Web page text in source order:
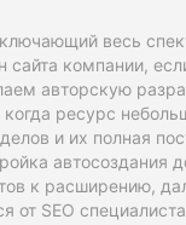
весь
сайта компании,
авторскую
ресурс
и их полная
автосоздания
к расширению,
от SEO